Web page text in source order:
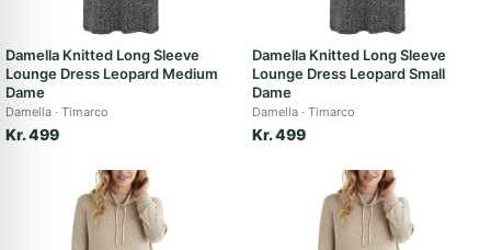
Damella Knitted Long Sleeve
Lounge Dress Leopard Medium
Dame
Damella Timarco
Kr. 499
Damella Knitted Long Sleeve
Lounge Dress Leopard Small
Dame
Damella Timarco
Kr. 499